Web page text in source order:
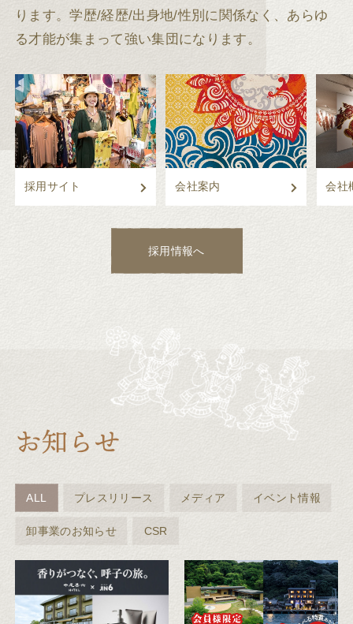
ります。学歴/経歴/出身地/性別に関係なく、あらゆ
る才能が集まって強い集団になります。
採用サイト 会社案内 会社
採用情報へ
ALL プレスリリース メディア イベント情報
卸事業のお知らせ CSR